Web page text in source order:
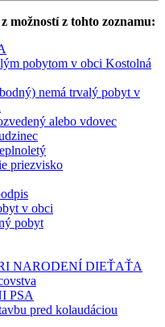
možností z tohto zoznamu:
pobytom v obci Kostolná
nemá trvalý pobyt v
alebo vdovec
priezvisko
v obci
pobyt
NARODENÍ DIEŤAŤA
PSA
pred kolaudáciou